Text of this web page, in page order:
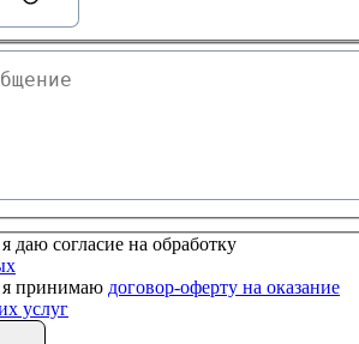
даю согласие на обработку
я принимаю договор-оферту на оказание
услуг